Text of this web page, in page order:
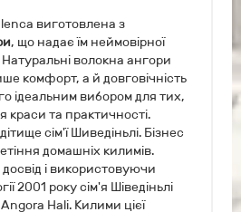
виготовлена з
, що надає їм неймовірної
волокна ангори
комфорт, а й довговічність
ідеальним вибором для тих,
краси та практичності.
дітище сім'ї Шиведіньлі. Бізнес
домашніх килимів.
і використовуючи
2001 року сім'я Шіведіньлі
Hali. Килими цієї